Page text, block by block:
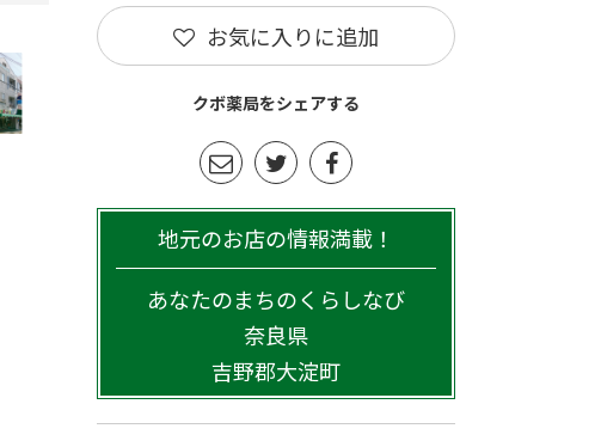
お気に入りに追加
クボ薬局をシェアする
地元のお店の情報満載！
あなたのまちのくらしなび
奈良県
吉野郡大淀町